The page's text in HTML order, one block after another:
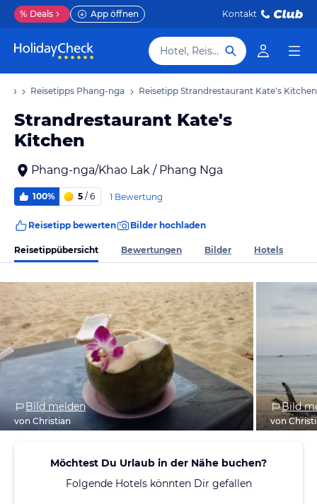
% Deals App öffnen Kontakt
Hotel, Reiseziel
Reisetipps Phang-nga Reisetipp Strandrestaurant Kate's Kitchen
Strandrestaurant Kate's
Kitchen
Phang-nga/Khao Lak / Phang Nga
100% 5 / 6 1 Bewertung
Reisetipp bewerten Bilder hochladen
Reisetippübersicht Bewertungen Bilder Hotels
Bild melden
von Christian
Bild
von
Möchtest Du Urlaub in der Nähe buchen?
Folgende Hotels könnten Dir gefallen